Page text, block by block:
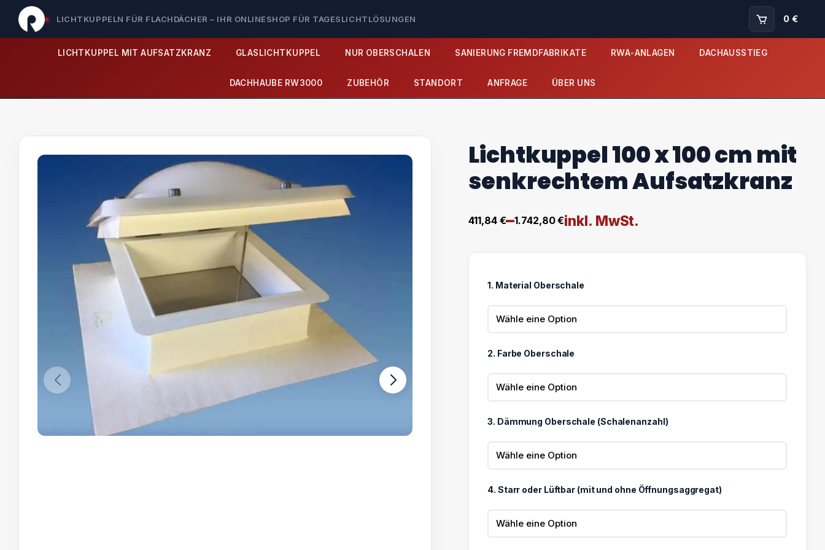
LICHTKUPPELN FÜR FLACHDÄCHER – IHR ONLINESHOP FÜR TAGESLICHTLÖSUNGEN 0 €
LICHTKUPPEL MIT AUFSATZKRANZ GLASLICHTKUPPEL NUR OBERSCHALEN SANIERUNG FREMDFABRIKATE RWA-ANLAGEN DACHAUSSTIEG
DACHHAUBE RW3000 ZUBEHÖR STANDORT ANFRAGE ÜBER UNS
Lichtkuppel 100 x 100 cm mit
senkrechtem Aufsatzkranz
411,84 €–1.742,80€
Preisspanne:
bis
1.742,80 €
inkl. MwSt.
1. Material Oberschale
2. Farbe Oberschale
3. Dämmung Oberschale (Schalenanzahl)
4. Starr oder Lüftbar (mit und ohne Öffnungsaggregat)